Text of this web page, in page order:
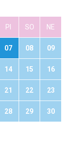
PI SO NE
07 08 09
14 15 16
21 22 23
28 29 30